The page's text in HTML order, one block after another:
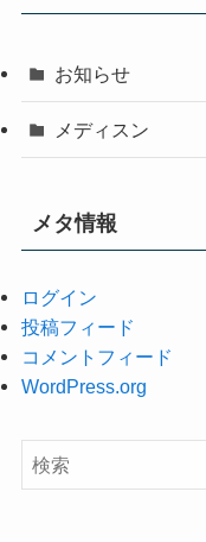
お知らせ
メディスン
メタ情報
ログイン
投稿フィード
コメントフィード
WordPress.org